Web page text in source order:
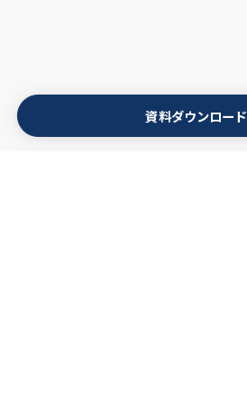
資料ダウンロード